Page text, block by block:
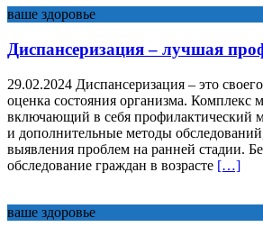
ваше здоровье
Диспансеризация – лучшая
29.02.2024 Диспансеризация – это
оценка состояния организма. Комплекс
включающий в себя профилактический
и дополнительные методы
выявления проблем на ранней стадии.
обследование граждан в возрасте […]
ваше здоровье